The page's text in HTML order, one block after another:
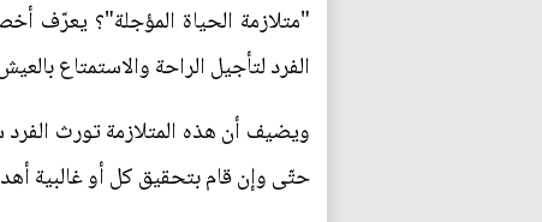
"متلازمة الحياة المؤجلة"؟ يعرّف
الفرد لتأجيل الراحة والاستمتاع
ويضيف أن هذه المتلازمة تورث
حتّى وإن قام بتحقيق كل أو غالبية